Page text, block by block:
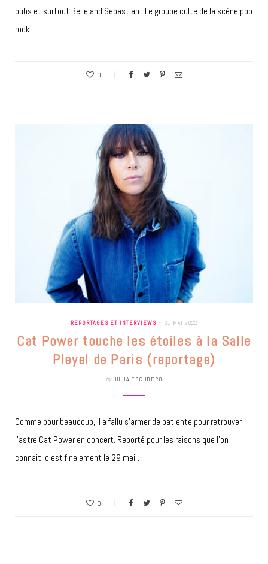
pubs et surtout Belle and Sebastian ! Le groupe culte de la scène pop
rock…
0
REPORTAGES ET INTERVIEWS 31 MAI 2022
Cat Power touche les étoiles à la Salle
Pleyel de Paris (reportage)
by JULIA ESCUDERO
Comme pour beaucoup, il a fallu s’armer de patiente pour retrouver
l’astre Cat Power en concert. Reporté pour les raisons que l’on
connait, c’est finalement le 29 mai…
0